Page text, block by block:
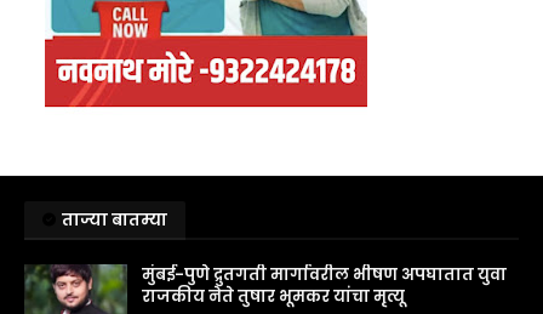
ताज्या बातम्या
मुंबई-पुणे द्रुतगती मार्गावरील भीषण अपघातात युवा
राजकीय नेते तुषार भूमकर यांचा मृत्यू